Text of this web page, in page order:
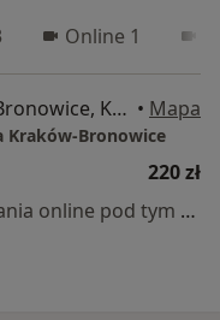
Online 1
Władysława Żeleńskiego 86 - Bronowice, Kraków • Mapa
Kraków-Bronowice
220 zł
Specjalista nie oferuje umawiania online pod tym adresem.